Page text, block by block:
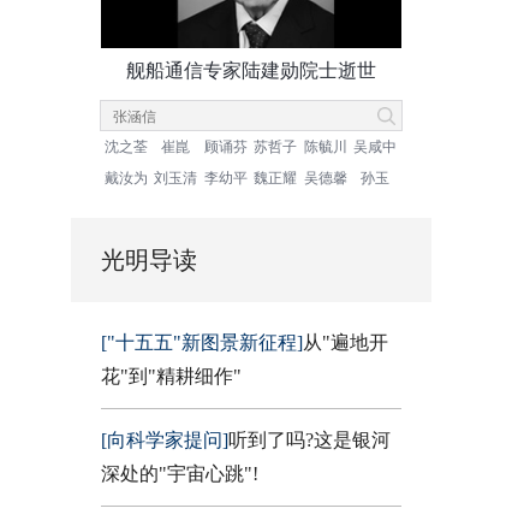
舰船通信专家陆建勋院士逝世
沈之荃 崔崑 顾诵芬 苏哲子 陈毓川
吴咸中
戴汝为 刘玉清 李幼平 魏正耀 吴德馨 孙玉
光明导读
["十五五"新图景新征程]从"遍地开
花"到"精耕细作"
[向科学家提问]听到了吗?这是银河
深处的"宇宙心跳"!